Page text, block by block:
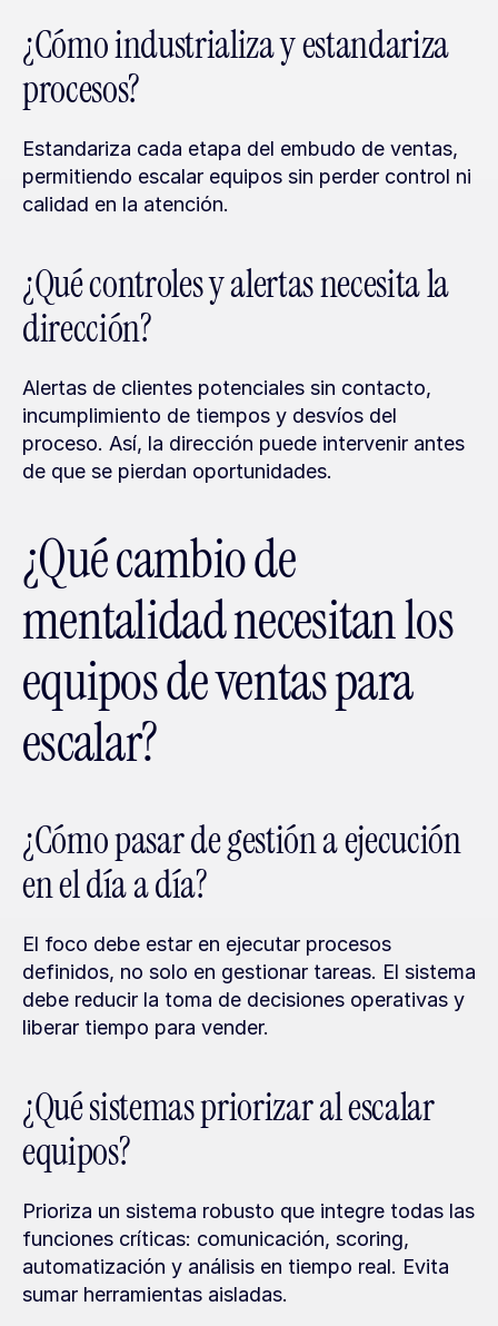
¿Cómo industrializa y estandariza
procesos?
Estandariza cada etapa del embudo de ventas,
permitiendo escalar equipos sin perder control ni
calidad en la atención.
¿Qué controles y alertas necesita la
dirección?
Alertas de clientes potenciales sin contacto,
incumplimiento de tiempos y desvíos del
proceso. Así, la dirección puede intervenir antes
de que se pierdan oportunidades.
¿Qué cambio de
mentalidad necesitan los
equipos de ventas para
escalar?
¿Cómo pasar de gestión a ejecución
en el día a día?
El foco debe estar en ejecutar procesos
definidos, no solo en gestionar tareas. El sistema
debe reducir la toma de decisiones operativas y
liberar tiempo para vender.
¿Qué sistemas priorizar al escalar
equipos?
Prioriza un sistema robusto que integre todas las
funciones críticas: comunicación, scoring,
automatización y análisis en tiempo real. Evita
sumar herramientas aisladas.